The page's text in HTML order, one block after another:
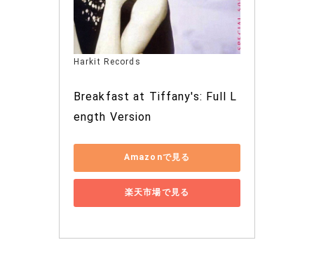
Harkit Records
Breakfast at Tiffany's: Full L
ength Version
Amazonで見る
楽天市場で見る